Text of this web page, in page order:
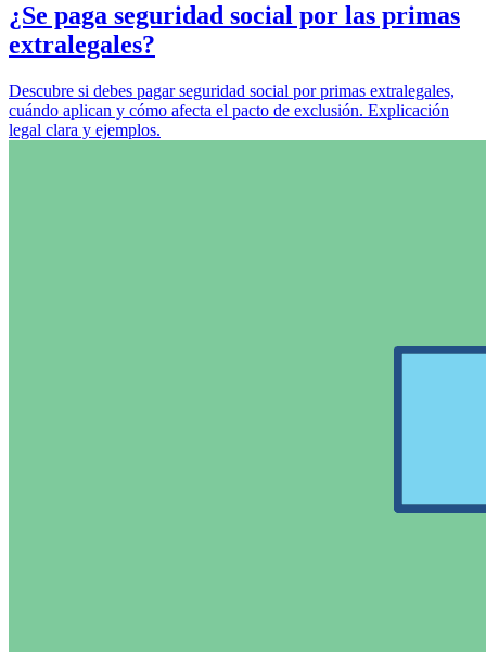
¿Se paga seguridad social por las primas
extralegales?
Descubre si debes pagar seguridad social por primas extralegales,
cuándo aplican y cómo afecta el pacto de exclusión. Explicación
legal clara y ejemplos.